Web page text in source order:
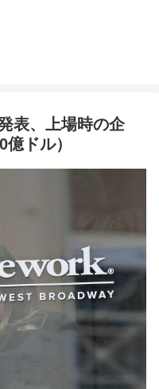
表、上場時の企
ドル）